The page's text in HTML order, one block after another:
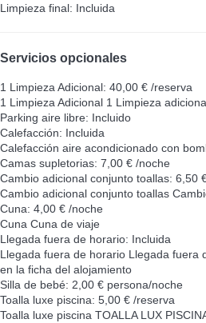
Limpieza final: Incluida
Servicios opcionales
1 Limpieza Adicional: 40,00 € /reserva
1 Limpieza Adicional 1 Limpieza
Parking aire libre: Incluido
Calefacción: Incluida
Calefacción aire acondicionado con
Camas supletorias: 7,00 € /noche
Cambio adicional conjunto toallas: 6,50
Cambio adicional conjunto toallas
Cuna: 4,00 € /noche
Cuna Cuna de viaje
Llegada fuera de horario: Incluida
Llegada fuera de horario Llegada fuera
en la ficha del alojamiento
Silla de bebé: 2,00 € persona/noche
Toalla luxe piscina: 5,00 € /reserva
Toalla luxe piscina TOALLA LUX